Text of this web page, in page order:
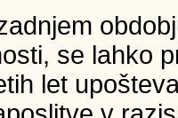
se lahko
let